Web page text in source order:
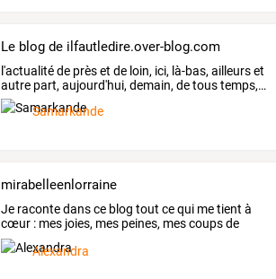
Le blog de ilfautledire.over-blog.com
l'actualitéde prèset de loin, ici, là-bas, ailleurset
autre part, aujourd'hui, demain, detoustemps,…
Samarkande
mirabelleenlorraine
Je racontedansce blog tout cequi metient à
cœur : mes joies, mes peines, mescoupsde
gueule,
Alexandra